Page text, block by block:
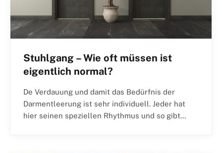
Stuhlgang – Wie oft müssen ist
eigentlich normal?
De Verdauung und damit das Bedürfnis der
Darmentleerung ist sehr individuell. Jeder hat
hier seinen speziellen Rhythmus und so gibt…